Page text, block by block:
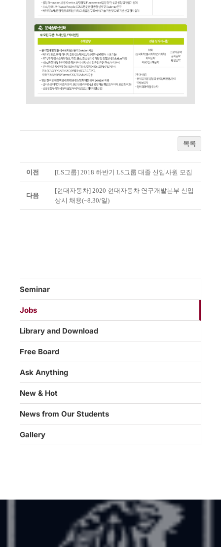
목록
이전 [LS그룹] 2018 하반기 LS그룹 대졸 신입사원 모집
다음
[현대자동차] 2020 현대자동차 연구개발본부 신입
상시 채용(~8.30/일)
Seminar
Jobs
Library and Download
Free Board
Ask Anything
New & Hot
News from Our Students
Gallery